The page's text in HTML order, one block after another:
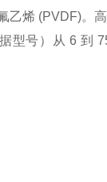
乙烯 (PVDF)。
型号）从 6 到